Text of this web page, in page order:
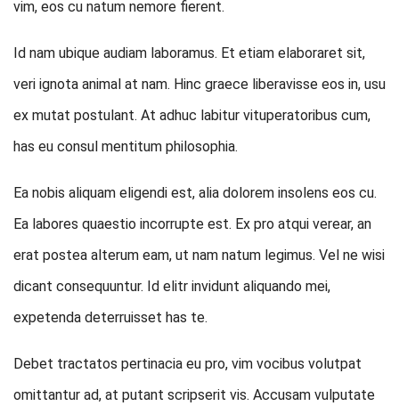
vim, eos cu natum nemore fierent.
Id nam ubique audiam laboramus. Et etiam elaboraret sit,
veri ignota animal at nam. Hinc graece liberavisse eos in, usu
ex mutat postulant. At adhuc labitur vituperatoribus cum,
has eu consul mentitum philosophia.
Ea nobis aliquam eligendi est, alia dolorem insolens eos cu.
Ea labores quaestio incorrupte est. Ex pro atqui verear, an
erat postea alterum eam, ut nam natum legimus. Vel ne wisi
dicant consequuntur. Id elitr invidunt aliquando mei,
expetenda deterruisset has te.
Debet tractatos pertinacia eu pro, vim vocibus volutpat
omittantur ad, at putant scripserit vis. Accusam vulputate